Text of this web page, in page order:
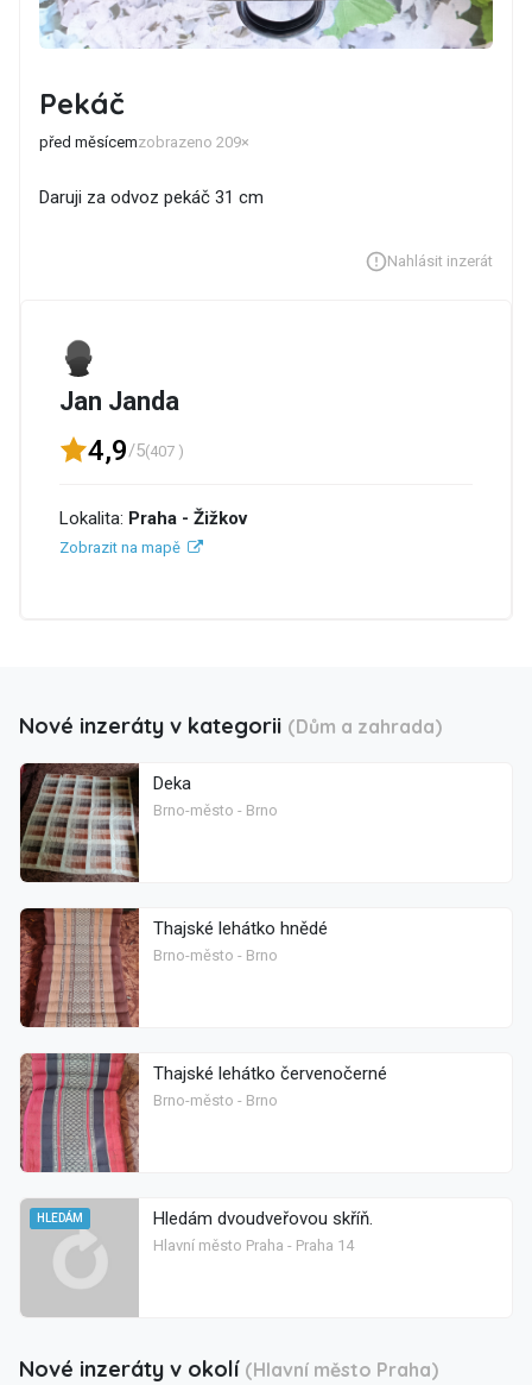
Pekáč
před měsícemzobrazeno 209×
Daruji za odvoz pekáč 31 cm
Nahlásit inzerát
Jan Janda
4,9/5(407 )
Lokalita: Praha - Žižkov
Zobrazit na mapě
Nové inzeráty v kategorii (Dům a zahrada)
Deka
Brno-město - Brno
Thajské lehátko hnědé
Brno-město - Brno
Thajské lehátko červenočerné
Brno-město - Brno
HLEDÁM Hledám dvoudveřovou skříň.
Hlavní město Praha - Praha 14
Nové inzeráty v okolí (Hlavní město Praha)